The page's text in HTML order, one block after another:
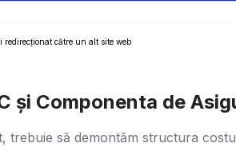
redirecționat către un alt site web
și Componenta de
trebuie să demontăm structura